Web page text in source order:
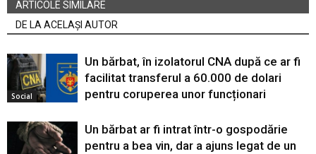
ARTICOLE SIMILARE
DE LA ACELAȘI AUTOR
Social
Un bărbat, în izolatorul CNA după ce ar fi
facilitat transferul a 60.000 de dolari
pentru coruperea unor funcționari
Un bărbat ar fi intrat într-o gospodărie
pentru a bea vin, dar a ajuns legat de un